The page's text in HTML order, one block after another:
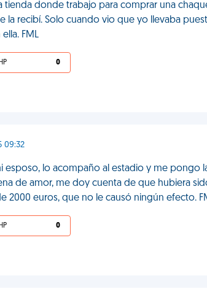
tienda donde trabajo para comprar una
la recibí. Solo cuando vio que yo llevaba
FML
0
09:32
esposo, lo acompaño al estadio y me pongo
de amor, me doy cuenta de que hubiera
2000 euros, que no le causó ningún efecto.
0